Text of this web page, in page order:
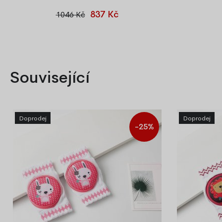
modrá
1046 Kč 837 Kč
Související
Doprodej
-25%
Doprodej